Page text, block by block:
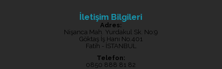
İletişim Bilgileri
Adres:
Nişanca Mah. Yurdakul Sk. No:9
Göktaş İş Hanı No.401
Fatih - İSTANBUL
Telefon:
0850 888 81 82